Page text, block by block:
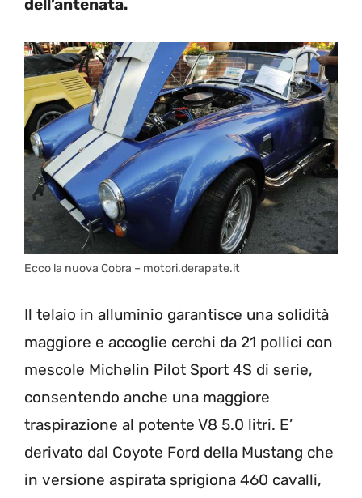
dell’antenata.
Ecco la nuova Cobra – motori.derapate.it
Il telaio in alluminio garantisce una solidità
maggiore e accoglie cerchi da 21 pollici con
mescole Michelin Pilot Sport 4S di serie,
consentendo anche una maggiore
traspirazione al potente V8 5.0 litri. E’
derivato dal Coyote Ford della Mustang che
in versione aspirata sprigiona 460 cavalli,